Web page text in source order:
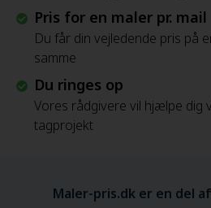
Pris for en maler pr. mail
Du får din vejledende pris på
samme
Du ringes op
Vores rådgivere vil hjælpe dig
tagprojekt
Maler-pris.dk er en del